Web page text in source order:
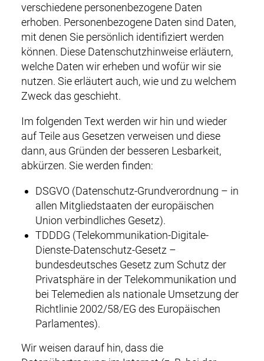
verschiedene personenbezogene Daten
erhoben. Personenbezogene Daten sind Daten,
mit denen Sie persönlich identifiziert werden
können. Diese Datenschutzhinweise erläutern,
welche Daten wir erheben und wofür wir sie
nutzen. Sie erläutert auch, wie und zu welchem
Zweck das geschieht.
Im folgenden Text werden wir hin und wieder
auf Teile aus Gesetzen verweisen und diese
dann, aus Gründen der besseren Lesbarkeit,
abkürzen. Sie werden finden:
DSGVO (Datenschutz-Grundverordnung – in
allen Mitgliedstaaten der europäischen
Union verbindliches Gesetz).
TDDDG (Telekommunikation-Digitale-
Dienste-Datenschutz-Gesetz –
bundesdeutsches Gesetz zum Schutz der
Privatsphäre in der Telekommunikation und
bei Telemedien als nationale Umsetzung der
Richtlinie 2002/58/EG des Europäischen
Parlamentes).
Wir weisen darauf hin, dass die